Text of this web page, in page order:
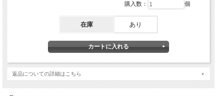
購入数： 個
在庫 あり
返品についての詳細はこちら